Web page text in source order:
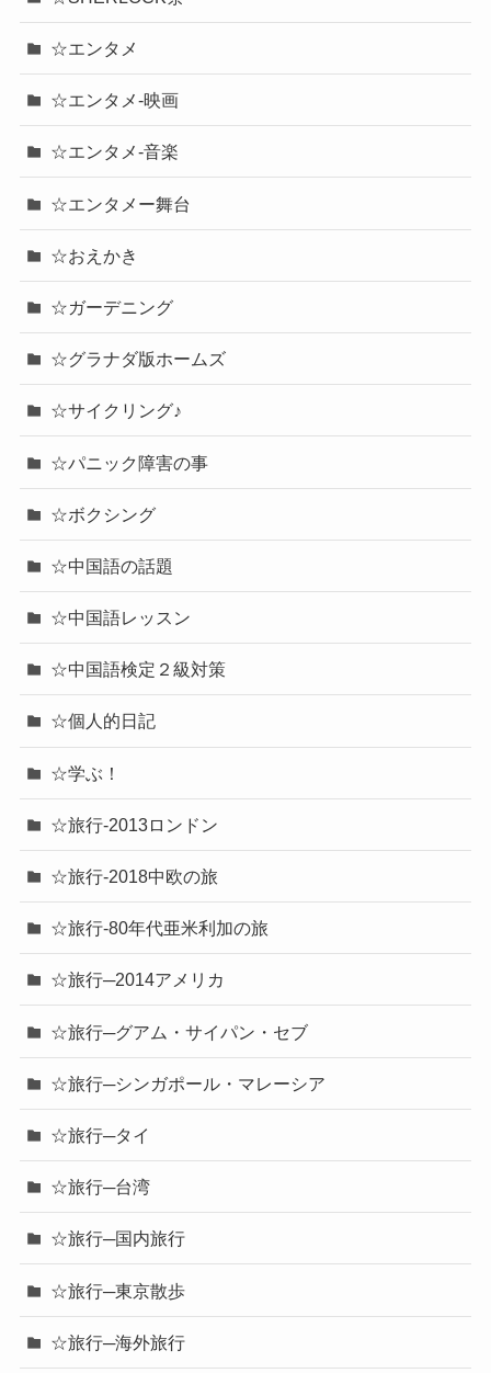
☆エンタメ
☆エンタメ-映画
☆エンタメ-音楽
☆エンタメー舞台
☆おえかき
☆ガーデニング
☆グラナダ版ホームズ
☆サイクリング♪
☆パニック障害の事
☆ボクシング
☆中国語の話題
☆中国語レッスン
☆中国語検定２級対策
☆個人的日記
☆学ぶ！
☆旅行-2013ロンドン
☆旅行-2018中欧の旅
☆旅行-80年代亜米利加の旅
☆旅行─2014アメリカ
☆旅行─グアム・サイパン・セブ
☆旅行─シンガポール・マレーシア
☆旅行─タイ
☆旅行─台湾
☆旅行─国内旅行
☆旅行─東京散歩
☆旅行─海外旅行